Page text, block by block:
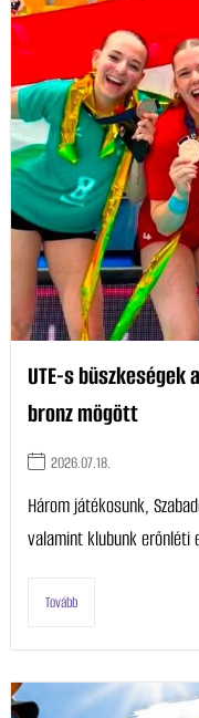
UTE-s
bronz mögött
2026.07.18.
Három játékosunk,
valamint klubunk erőnléti
Tovább